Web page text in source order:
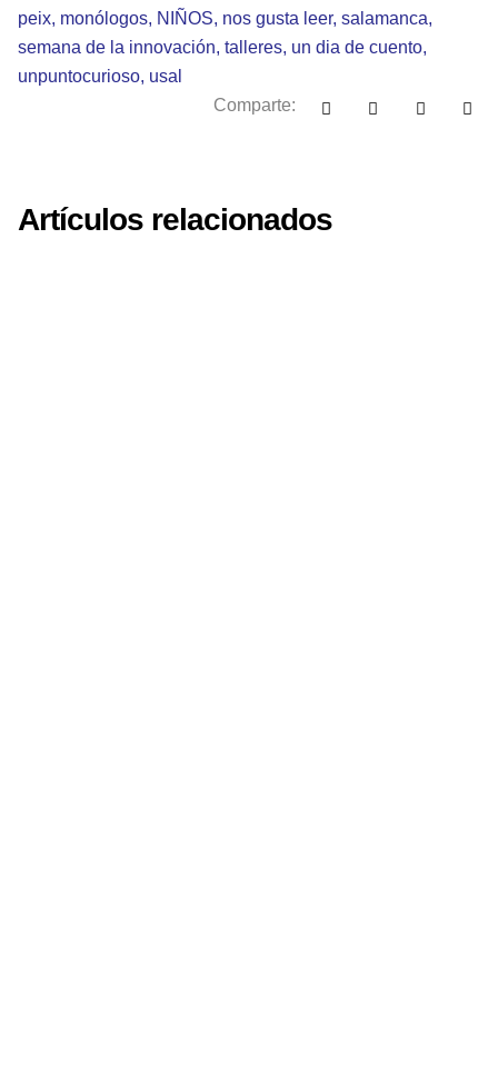
peix, monólogos, NIÑOS, nos gusta leer, salamanca,
semana de la innovación, talleres, un dia de cuento,
unpuntocurioso, usal
Comparte:
Artículos relacionados